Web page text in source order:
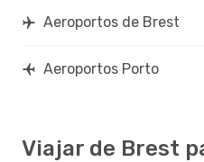
Aeroportos de Brest
Aeroportos Porto
Viajar de Brest